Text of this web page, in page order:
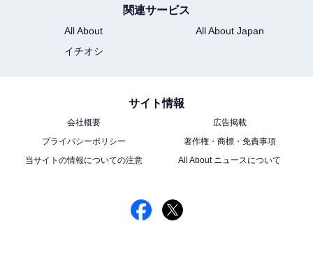
関連サービス
All About
All About Japan
イチオシ
サイト情報
会社概要
広告掲載
プライバシーポリシー
著作権・商標・免責事項
当サイトの情報についての注意
All About ニュースについて